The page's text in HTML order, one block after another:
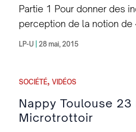
Partie 1 Pour donner des
perception de la notion de
naturel » auprès de la
micro-trottoir qui devrait
appréhender ce problème
consiste à faire usage de
LP-U 28 mai, 2015
SOCIÉTÉ, VIDÉOS
Nappy Toulouse 23
Microtrottoir